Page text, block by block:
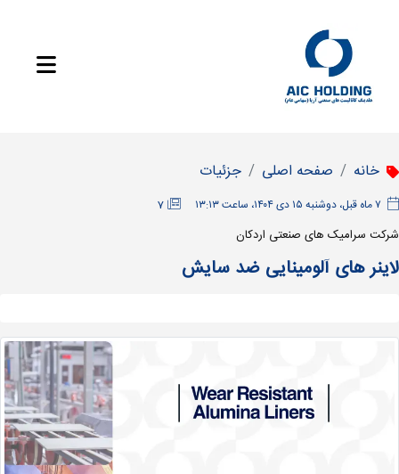
خانه صفحه اصلی جزئیات
7
شرکت سرامیک های صنعتی اردکان
لاینر های آلومینایی ضد سایش